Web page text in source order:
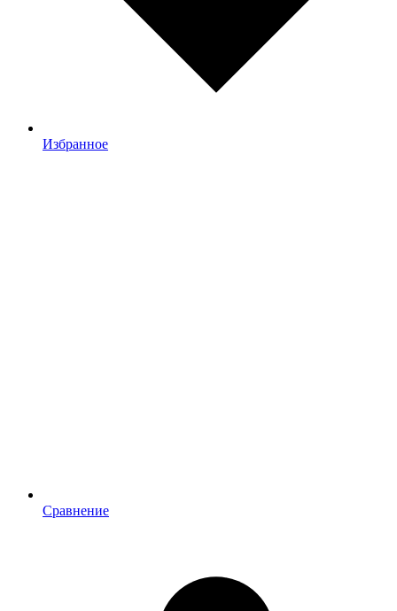
Избранное
Сравнение